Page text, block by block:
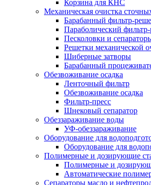
Корзина для КНС
Механическая очистка
Барабанный фильтр-
Параболический
Песколовки и
Решетки механической
Шиберные затворы
Барабанный
Обезвоживание осадка
Ленточный фильтр
Обезвоживание осадка
Фильтр-пресс
Шнековый сепаратор
Обеззараживание воды
УФ-обеззараживание
Оборудование для
Оборудование для
Полимерные и дозирующие
Полимерные и
Автоматические
Сепараторы масло и